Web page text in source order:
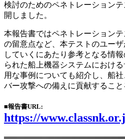
検討のためのペネトレーション
開しました。
本報告書ではペネトレーション
の留意点など、本テストのユー
していくにあたり参考となる情
られた船上機器システムにおけ
用な事例についても紹介し、船
バー攻撃への備えに貢献すること
■報告書URL:
https://